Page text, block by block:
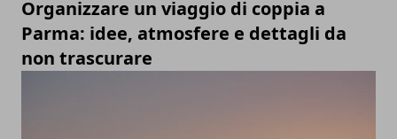
Organizzare un viaggio di coppia a
Parma: idee, atmosfere e dettagli da
non trascurare